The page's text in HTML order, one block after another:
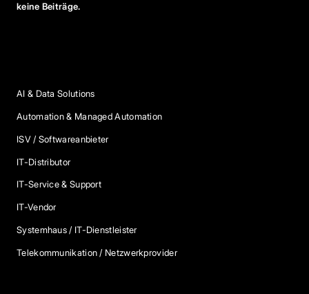
keine Beiträge.
AI & Data Solutions
Automation & Managed Automation
ISV / Softwareanbieter
IT-Distributor
IT-Service & Support
IT-Vendor
Systemhaus / IT-Dienstleister
Telekommunikation / Netzwerkprovider